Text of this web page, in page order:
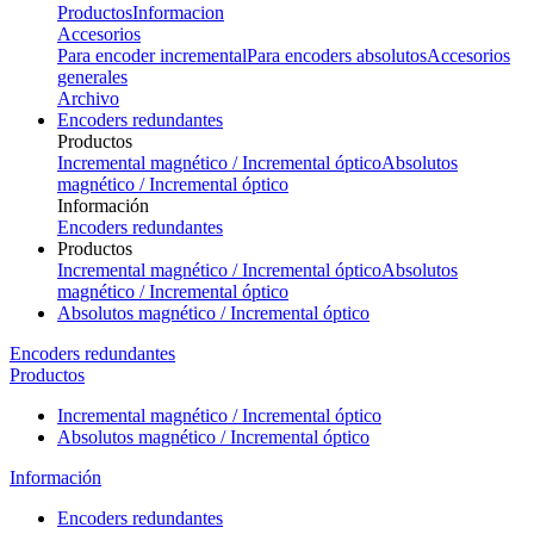
ProductosInformacion
Accesorios
Para encoder incrementalPara encoders absolutosAccesorios
generales
Archivo
Encoders redundantes
Productos
Incremental magnético / Incremental ópticoAbsolutos
magnético / Incremental óptico
Información
Encoders redundantes
Productos
Incremental magnético / Incremental ópticoAbsolutos
magnético / Incremental óptico
Absolutos magnético / Incremental óptico
Encoders redundantes
Productos
Incremental magnético / Incremental óptico
Absolutos magnético / Incremental óptico
Información
Encoders redundantes